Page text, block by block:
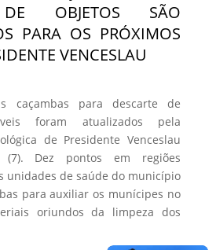
DE OBJETOS SÃO
PARA OS PRÓXIMOS
VENCESLAU
caçambas para descarte de
foram atualizados pela
de Presidente Venceslau
(7). Dez pontos em regiões
unidades de saúde do município
para auxiliar os munícipes no
oriundos da limpeza dos